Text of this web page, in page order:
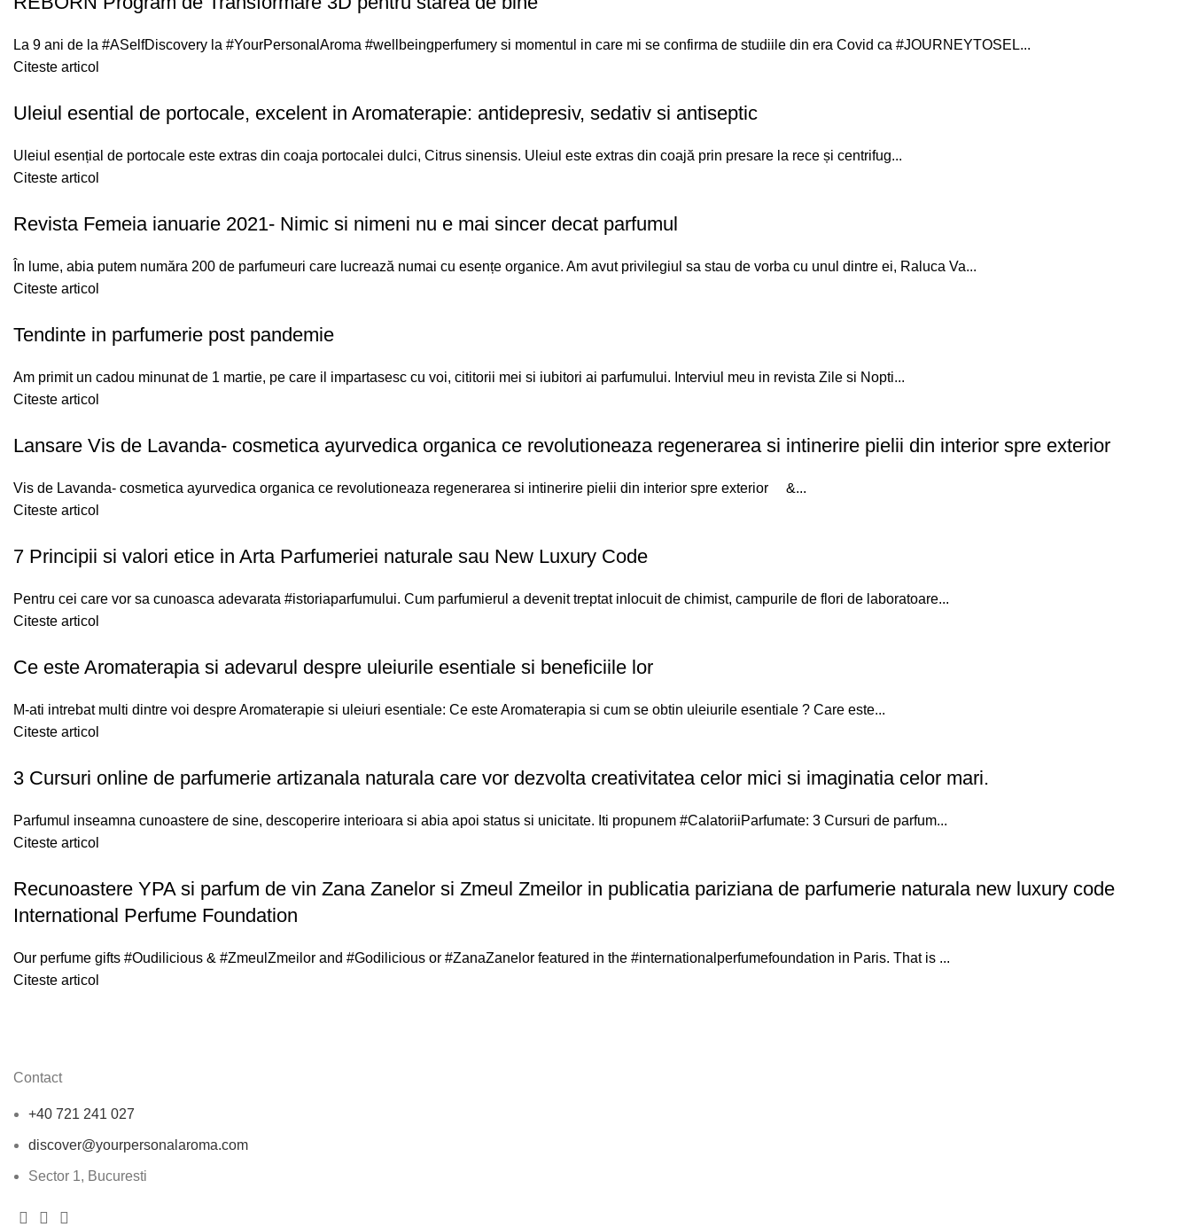
La 9 ani de la #ASelfDiscovery la #YourPersonalAroma #wellbeingperfumery si momentul in care mi se confirma de studiile din era Covid ca #JOURNEYTOSEL...
Citeste articol
Uleiul esential de portocale, excelent in Aromaterapie: antidepresiv, sedativ si antiseptic
Uleiul esențial de portocale este extras din coaja portocalei dulci, Citrus sinensis. Uleiul este extras din coajă prin presare la rece și centrifug...
Citeste articol
Revista Femeia ianuarie 2021- Nimic si nimeni nu e mai sincer decat parfumul
În lume, abia putem număra 200 de parfumeuri care lucrează numai cu esențe organice. Am avut privilegiul sa stau de vorba cu unul dintre ei, Raluca Va...
Citeste articol
Tendinte in parfumerie post pandemie
Am primit un cadou minunat de 1 martie, pe care il impartasesc cu voi, cititorii mei si iubitori ai parfumului. Interviul meu in revista Zile si Nopti...
Citeste articol
Lansare Vis de Lavanda- cosmetica ayurvedica organica ce revolutioneaza regenerarea si intinerire pielii din interior spre exterior
Vis de Lavanda- cosmetica ayurvedica organica ce revolutioneaza regenerarea si intinerire pielii din interior spre exterior &...
Citeste articol
7 Principii si valori etice in Arta Parfumeriei naturale sau New Luxury Code
Pentru cei care vor sa cunoasca adevarata #istoriaparfumului. Cum parfumierul a devenit treptat inlocuit de chimist, campurile de flori de laboratoare...
Citeste articol
Ce este Aromaterapia si adevarul despre uleiurile esentiale si beneficiile lor
M-ati intrebat multi dintre voi despre Aromaterapie si uleiuri esentiale: Ce este Aromaterapia si cum se obtin uleiurile esentiale ? Care este...
Citeste articol
3 Cursuri online de parfumerie artizanala naturala care vor dezvolta creativitatea celor mici si imaginatia celor mari.
Parfumul inseamna cunoastere de sine, descoperire interioara si abia apoi status si unicitate. Iti propunem #CalatoriiParfumate: 3 Cursuri de parfum...
Citeste articol
Recunoastere YPA si parfum de vin Zana Zanelor si Zmeul Zmeilor in publicatia pariziana de parfumerie naturala new luxury code
International Perfume Foundation
Our perfume gifts #Oudilicious & #ZmeulZmeilor and #Godilicious or #ZanaZanelor featured in the #internationalperfumefoundation in Paris. That is ...
Citeste articol
Contact
+40 721 241 027
discover@yourpersonalaroma.com
Sector 1, Bucuresti